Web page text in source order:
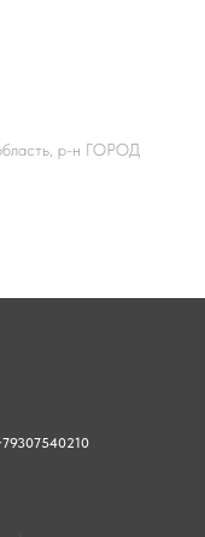
р-н ГОРОД